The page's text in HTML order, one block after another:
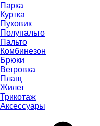
Парка
Куртка
Пуховик
Полупальто
Пальто
Комбинезон
Брюки
Ветровка
Плащ
Жилет
Трикотаж
Аксессуары